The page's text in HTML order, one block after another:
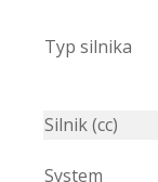
Typ silnika
Silnik (cc)
System